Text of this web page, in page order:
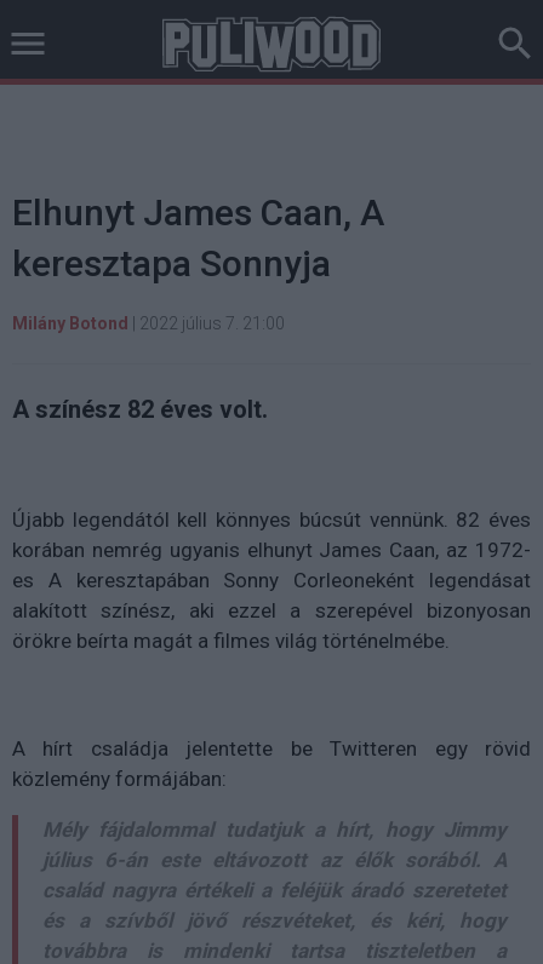
Elhunyt James Caan, A
keresztapa Sonnyja
Milány Botond 2022 július 7. 21:00
A színész 82 éves volt.
Újabb legendától kell könnyes búcsút vennünk. 82 éves
korában nemrég ugyanis elhunyt James Caan, az 1972-
es A keresztapában Sonny Corleoneként legendásat
alakított színész, aki ezzel a szerepével bizonyosan
örökre beírta magát a filmes világ történelmébe.
A hírt családja jelentette be Twitteren egy rövid
közlemény formájában:
Mély fájdalommal tudatjuk a hírt, hogy Jimmy
július 6-án este eltávozott az élők sorából. A
család nagyra értékeli a feléjük áradó szeretetet
és a szívből jövő részvéteket, és kéri, hogy
továbbra is mindenki tartsa tiszteletben a